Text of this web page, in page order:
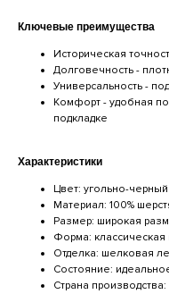
Ключевые преимущества
Историческая
Долговечность -
Универсальность -
Комфорт - удобная
подкладке
Характеристики
Цвет: угольно-черный
Материал: 100%
Размер: широкая
Форма: классическая
Отделка: шелковая
Состояние:
Страна